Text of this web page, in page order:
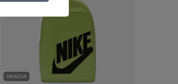
OKAZJA